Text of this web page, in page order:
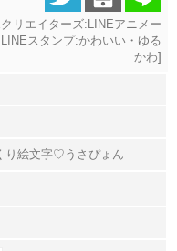
クリエイターズ:LINEアニメー
スタンプ:かわいい・ゆる
かわ]
り絵文字♡うさぴょん